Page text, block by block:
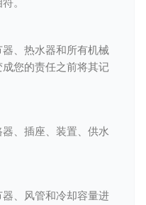
。
、热水器和所有机械
您的责任之前将其记
、插座、装置、供水
、风管和冷却容量进